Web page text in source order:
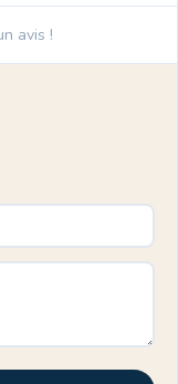
avis !